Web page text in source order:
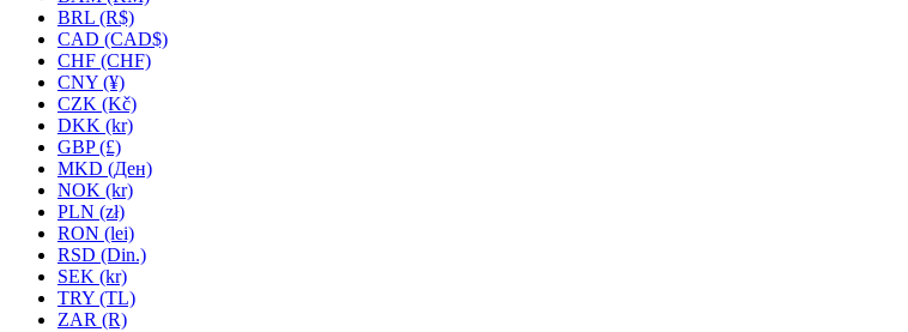
BRL (R$)
CAD (CAD$)
CHF (CHF)
CNY (¥)
CZK (Kč)
DKK (kr)
GBP (£)
MKD (Ден)
NOK (kr)
PLN (zł)
RON (lei)
RSD (Din.)
SEK (kr)
TRY (TL)
ZAR (R)